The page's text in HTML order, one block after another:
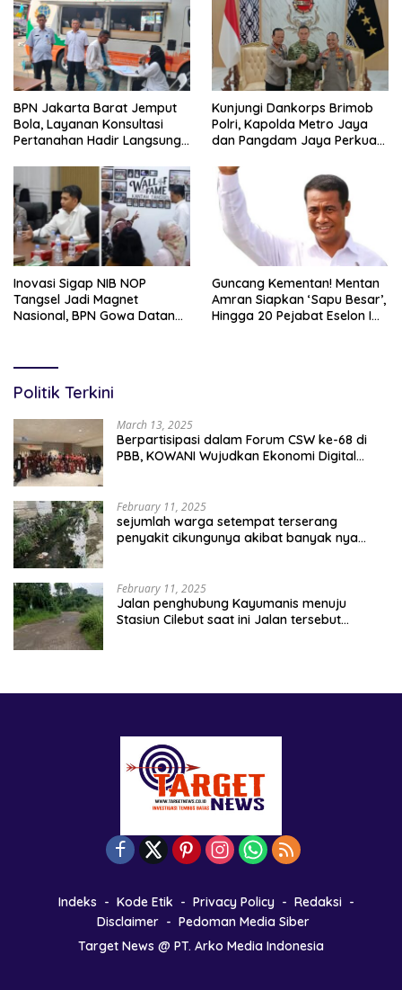
BPN Jakarta Barat Jemput
Bola, Layanan Konsultasi
Pertanahan Hadir Langsung
Kunjungi Dankorps Brimob
Polri, Kapolda Metro Jaya
dan Pangdam Jaya Perkuat
Inovasi Sigap NIB NOP
Tangsel Jadi Magnet
Nasional, BPN Gowa Datang
Guncang Kementan! Mentan
Amran Siapkan ‘Sapu Besar’,
Hingga 20 Pejabat Eselon I
Politik Terkini
March 13, 2025
Berpartisipasi dalam Forum CSW ke-68 di
PBB, KOWANI Wujudkan Ekonomi Digital
February 11, 2025
sejumlah warga setempat terserang
penyakit cikungunya akibat banyak nya
February 11, 2025
Jalan penghubung Kayumanis menuju
Stasiun Cilebut saat ini Jalan tersebut
Indeks Kode Etik Privacy Policy
Redaksi
Disclaimer
Pedoman Media Siber
Target News @ PT. Arko Media Indonesia